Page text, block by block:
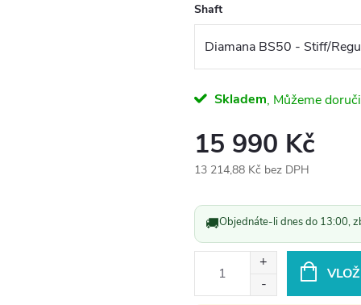
Shaft
Skladem
15 990 Kč
13 214,88 Kč bez DPH
cena:
🚚Objednáte-li dnes do 13:00,